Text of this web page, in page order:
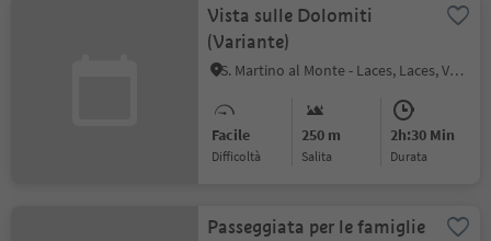
Vista sulle Dolomiti
(Variante)
S. Martino al Monte - Laces, Laces, Val Venosta
Facile
Difficoltà
250 m
Salita
2h:30 Min
durata
Passeggiata per le famiglie